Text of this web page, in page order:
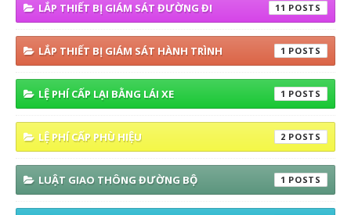
LẮP THIẾT BỊ GIÁM SÁT ĐƯỜNG ĐI 11
LẮP THIẾT BỊ GIÁM SÁT HÀNH TRÌNH 1
LỆ PHÍ CẤP LẠI BẰNG LÁI XE 1
LỆ PHÍ CẤP PHÙ HIỆU 2
LUẬT GIAO THÔNG ĐƯỜNG BỘ 1